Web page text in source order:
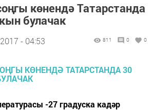
көнендә Татарстанда
булачак
- 04:53 811 0 0
-27 градуска кадәр